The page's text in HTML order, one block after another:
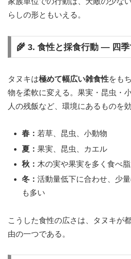
らしの形ともいえる。
🌾 3. 食性と採食行動 ― 四
タヌキは極めて幅広い雑食性をも
物を柔軟に変える。果実・昆虫・
人の残飯など、環境にあるものを
春： 若草、昆虫、小動物
夏：果実、昆虫、カエル
秋： 木の実や果実を多く食べ
冬：活動量低下に合わせ、少
も多い
こうした食性の広さは、タヌキが
由の一つである。